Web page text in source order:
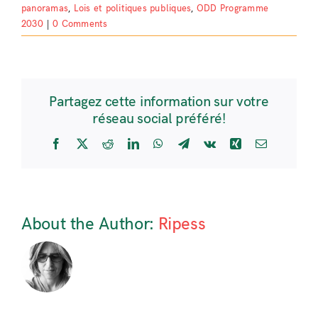
panoramas, Lois et politiques publiques, ODD Programme
2030
0 Comments
Partagez cette information sur votre
réseau social préféré!
Facebook
X RedditLinkedInWhatsApp
Telegram
Vk Xing Email
About the Author: Ripess